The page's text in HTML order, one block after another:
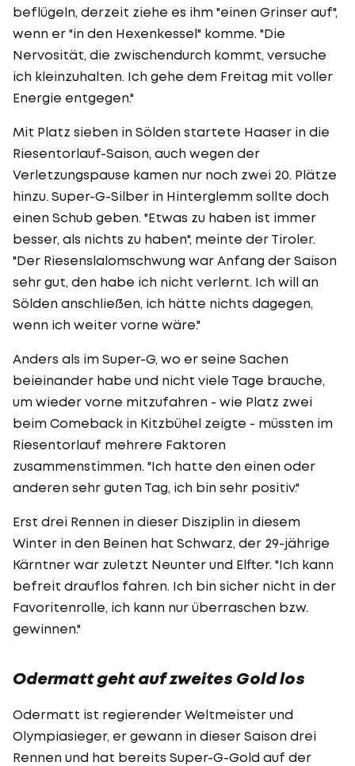
beflügeln, derzeit ziehe es ihm "einen Grinser auf",
wenn er "in den Hexenkessel" komme. "Die
Nervosität, die zwischendurch kommt, versuche
ich kleinzuhalten. Ich gehe dem Freitag mit voller
Energie entgegen."
Mit Platz sieben in Sölden startete Haaser in die
Riesentorlauf-Saison, auch wegen der
Verletzungspause kamen nur noch zwei 20. Plätze
hinzu. Super-G-Silber in Hinterglemm sollte doch
einen Schub geben. "Etwas zu haben ist immer
besser, als nichts zu haben", meinte der Tiroler.
"Der Riesenslalomschwung war Anfang der Saison
sehr gut, den habe ich nicht verlernt. Ich will an
Sölden anschließen, ich hätte nichts dagegen,
wenn ich weiter vorne wäre."
Anders als im Super-G, wo er seine Sachen
beieinander habe und nicht viele Tage brauche,
um wieder vorne mitzufahren - wie Platz zwei
beim Comeback in Kitzbühel zeigte - müssten im
Riesentorlauf mehrere Faktoren
zusammenstimmen. "Ich hatte den einen oder
anderen sehr guten Tag, ich bin sehr positiv."
Erst drei Rennen in dieser Disziplin in diesem
Winter in den Beinen hat Schwarz, der 29-jährige
Kärntner war zuletzt Neunter und Elfter. "Ich kann
befreit drauflos fahren. Ich bin sicher nicht in der
Favoritenrolle, ich kann nur überraschen bzw.
gewinnen."
Odermatt geht auf zweites Gold los
Odermatt ist regierender Weltmeister und
Olympiasieger, er gewann in dieser Saison drei
Rennen und hat bereits Super-G-Gold auf der